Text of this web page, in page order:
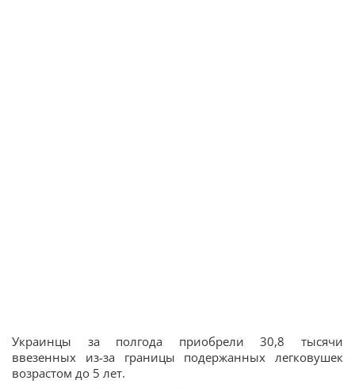
Украинцы за полгода приобрели 30,8 тысячи
ввезенных из-за границы подержанных легковушек
возрастом до 5 лет.